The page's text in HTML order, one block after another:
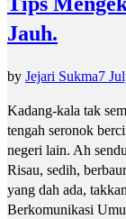
Jauh.
by Jejari Sukma7
Kadang-kala tak
tengah seronok
negeri lain. Ah
Risau, sedih,
yang dah ada,
Berkomunikasi